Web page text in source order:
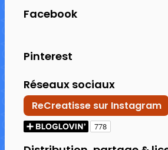
Facebook
Pinterest
Réseaux sociaux
ReCreatisse sur Instagram